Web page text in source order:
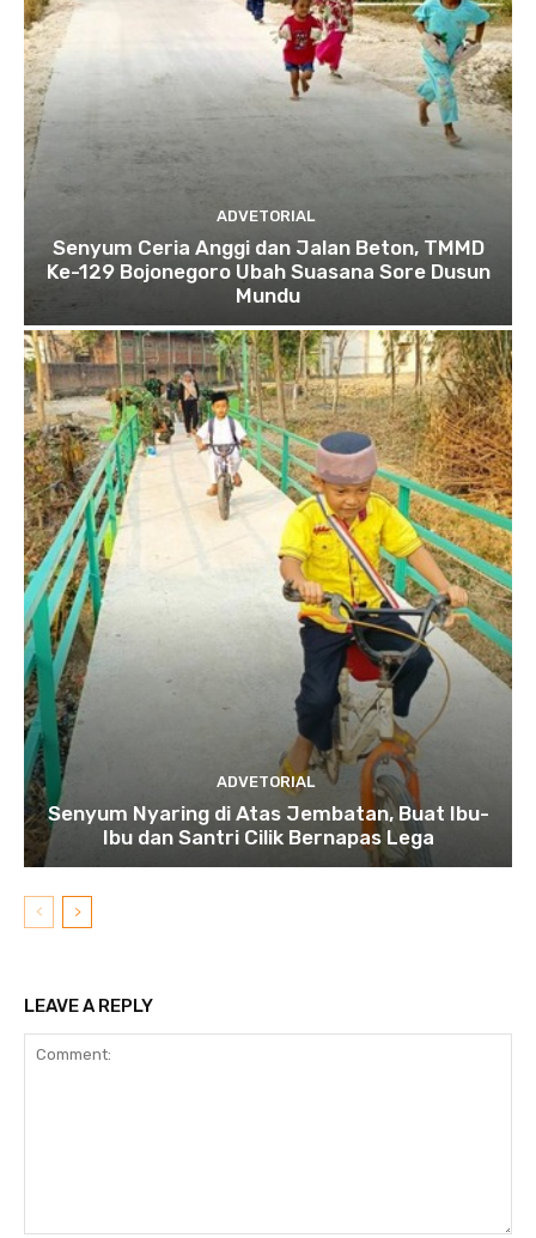
ADVETORIAL
Senyum Ceria Anggi dan Jalan Beton, TMMD
Ke-129 Bojonegoro Ubah Suasana Sore Dusun
Mundu
ADVETORIAL
Senyum Nyaring di Atas Jembatan, Buat Ibu-
Ibu dan Santri Cilik Bernapas Lega
LEAVE A REPLY